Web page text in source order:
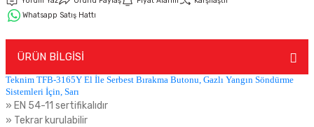
Whatsapp Satış Hattı
ÜRÜN BİLGİSİ
Teknim TFB-3165Y El İle Serbest Bırakma Butonu, Gazlı Yangın Söndürme
Sistemleri İçin, Sarı
» EN 54-11 sertifikalıdır
» Tekrar kurulabilir